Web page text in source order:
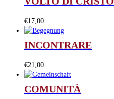
€17,00
INCONTRARE
€21,00
COMUNITÀ